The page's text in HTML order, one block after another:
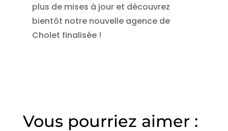
plus de mises à jour et découvrez
bientôt notre nouvelle agence de
Cholet finalisée !
Vous pourriez aimer :